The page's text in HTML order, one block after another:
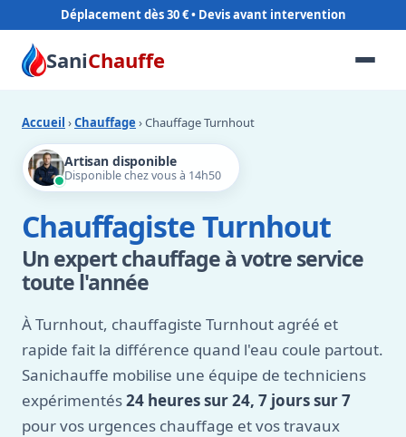
Déplacement dès 30 €
SaniChauffe
Accueil ›Chauffage › Chauffage Turnhout
Artisan disponible
Disponible chez vous à 14h50
Chauffagiste Turnhout
Un expert chauffage à votre service
toute l'année
À Turnhout, chauffagiste Turnhout agréé et
rapide fait la différence quand l'eau coule partout.
Sanichauffe mobilise une équipe de techniciens
expérimentés24 heures sur 24, 7 jours sur 7
pour vos urgences chauffage et vos travaux